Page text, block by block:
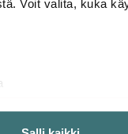
Voit valita, kuka